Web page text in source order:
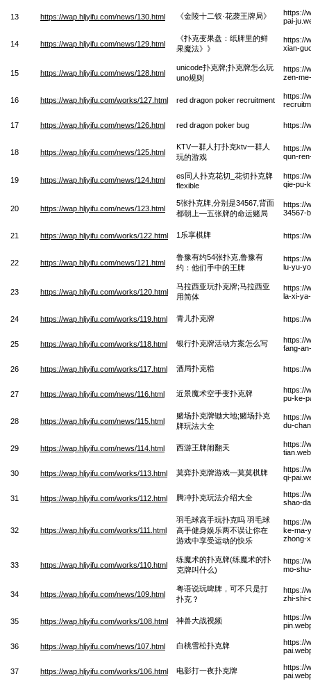
13 https://wap.hljyifu.com/news/130.html 《金陵十二钗·花袭王牌局》
https://
pai-
14 https://wap.hljyifu.com/news/129.html
《扑克变果盘：纸牌里的鲜
果魔法》》
https://
xian-
15 https://wap.hljyifu.com/news/128.html
unicode扑克牌;扑克牌怎么玩
uno规则
https://
zen-
16 https://wap.hljyifu.com/works/127.html red dragon poker recruitment
https://
17 https://wap.hljyifu.com/news/126.html red dragon poker bug https://
18 https://wap.hljyifu.com/news/125.html
KTV一群人打扑克ktv一群人
玩的游戏
https://
qun-
19 https://wap.hljyifu.com/news/124.html
es同人扑克花切_花切扑克牌
flexible
https://
qie-pu-
20 https://wap.hljyifu.com/news/123.html
5张扑克牌,分别是34567,背面
都朝上—五张牌的命运赌局
https://
34567-
21 https://wap.hljyifu.com/works/122.html 1乐享棋牌 https://
22 https://wap.hljyifu.com/news/121.html
鲁豫有约54张扑克,鲁豫有
约：他们手中的王牌
https://
lu-yu-
23 https://wap.hljyifu.com/works/120.html
马拉西亚玩扑克牌;马拉西亚
用简体
https://
la-xi-
24 https://wap.hljyifu.com/works/119.html 青儿扑克牌 https://
25 https://wap.hljyifu.com/works/118.html 银行扑克牌活动方案怎么写
https://
fang-
26 https://wap.hljyifu.com/works/117.html 酒局扑克牿 https://
27 https://wap.hljyifu.com/news/116.html 近景魔术空手变扑克牌
https://
pu-ke-
28 https://wap.hljyifu.com/news/115.html
赌场扑克牌锄大地;赌场扑克
牌玩法大全
https://
du-
29 https://wap.hljyifu.com/news/114.html 西游王牌闹翻天
https://
30 https://wap.hljyifu.com/works/113.html 莫弈扑克牌游戏—莫莫棋牌
https://
qi-
31 https://wap.hljyifu.com/works/112.html 腾冲扑克玩法介绍大全
https://
shao-
32 https://wap.hljyifu.com/works/111.html
羽毛球高手玩扑克吗 羽毛球
高手健身娱乐两不误让你在
游戏中享受运动的快乐
https://
ke-ma-
zhong-
33 https://wap.hljyifu.com/works/110.html
练魔术的扑克牌(练魔术的扑
克牌叫什么)
https://
mo-
34 https://wap.hljyifu.com/news/109.html
粤语说玩啤牌，可不只是打
扑克？
https://
zhi-shi-
35 https://wap.hljyifu.com/works/108.html 神兽大战视频
https://
36 https://wap.hljyifu.com/news/107.html 白桃雪松扑克牌
https://
37 https://wap.hljyifu.com/works/106.html 电影打一夜扑克牌
https://